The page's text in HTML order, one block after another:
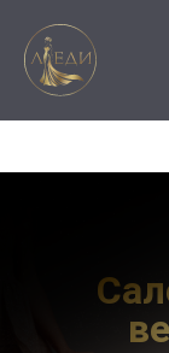
Главная